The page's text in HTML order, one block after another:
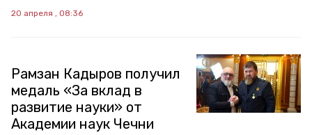
20 апреля , 08:36
Рамзан Кадыров получил
медаль «За вклад в
развитие науки» от
Академии наук Чечни